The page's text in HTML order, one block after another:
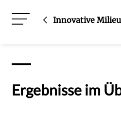
Innovative
Ergebnisse im